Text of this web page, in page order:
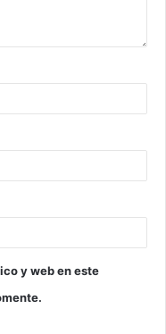
y web en este